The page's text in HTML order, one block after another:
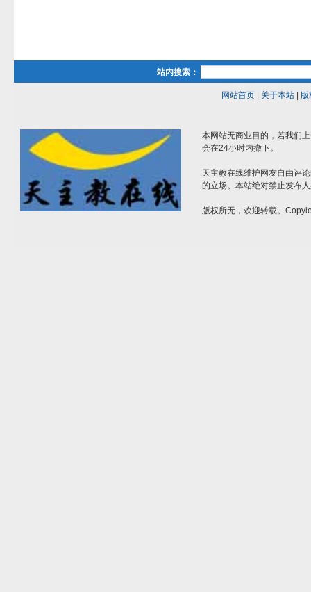
站内搜索：
网站首页| 关于本站| 版
本网站无商业目的，若我们
会在24小时内撤下。
天主教在线维护网友自由评
的立场。本站绝对禁止发布
版权所无，欢迎转载。